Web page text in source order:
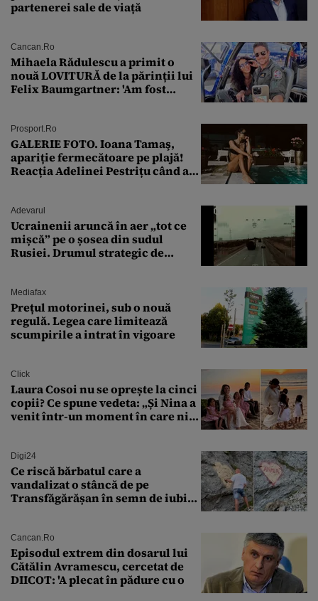
partenerei sale de viață
Cancan.ro
Mihaela Rădulescu a primit o
nouă LOVITURĂ de la părinții lui
Felix Baumgartner: 'Am fost
Prosport.ro
GALERIE FOTO. Ioana Tamaş,
apariție fermecătoare pe plajă!
Reacția Adelinei Pestrițu când a
Adevarul
Ucrainenii aruncă în aer „tot ce
mișcă” pe o șosea din sudul
Rusiei. Drumul strategic de
Mediafax
Prețul motorinei, sub o nouă
regulă. Legea care limitează
scumpirile a intrat în vigoare
Click
Laura Cosoi nu se oprește la cinci
copii? Ce spune vedeta: „Și Nina a
venit într-un moment în care nici
Digi24
Ce riscă bărbatul care a
vandalizat o stâncă de pe
Transfăgărășan în semn de iubire
Cancan.ro
Episodul extrem din dosarul lui
Cătălin Avramescu, cercetat de
DIICOT: 'A plecat în pădure cu o